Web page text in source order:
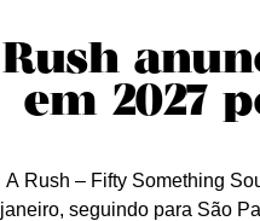
Rush
em 2027
A Rush – Fifty Something
janeiro, seguindo para São